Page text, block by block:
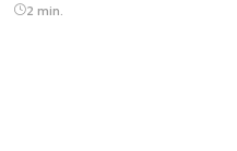
2 min.